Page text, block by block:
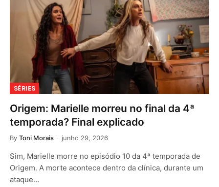
SÉRIES
Origem: Marielle morreu no final da 4ª
temporada? Final explicado
By Toni Morais junho 29, 2026
Sim, Marielle morre no episódio 10 da 4ª temporada de
Origem. A morte acontece dentro da clínica, durante um
ataque…